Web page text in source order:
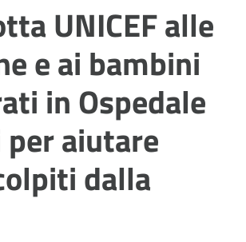
UNICEF alle
e ai bambini
in Ospedale
per aiutare
dalla